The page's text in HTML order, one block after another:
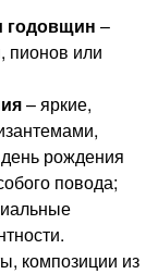
годовщин –
пионов или
– яркие,
рождения
повода;
композиции из